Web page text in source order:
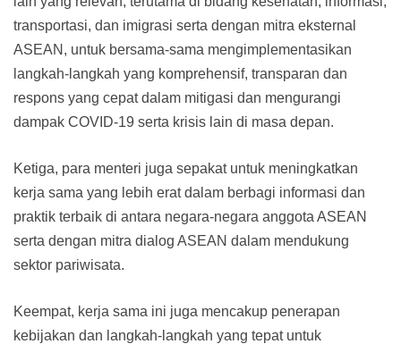
transportasi, dan imigrasi serta dengan mitra eksternal
ASEAN, untuk bersama-sama mengimplementasikan
langkah-langkah yang komprehensif, transparan dan
respons yang cepat dalam mitigasi dan mengurangi
dampak COVID-19 serta krisis lain di masa depan.
Ketiga, para menteri juga sepakat untuk meningkatkan
kerja sama yang lebih erat dalam berbagi informasi dan
praktik terbaik di antara negara-negara anggota ASEAN
serta dengan mitra dialog ASEAN dalam mendukung
sektor pariwisata.
Keempat, kerja sama ini juga mencakup penerapan
kebijakan dan langkah-langkah yang tepat untuk